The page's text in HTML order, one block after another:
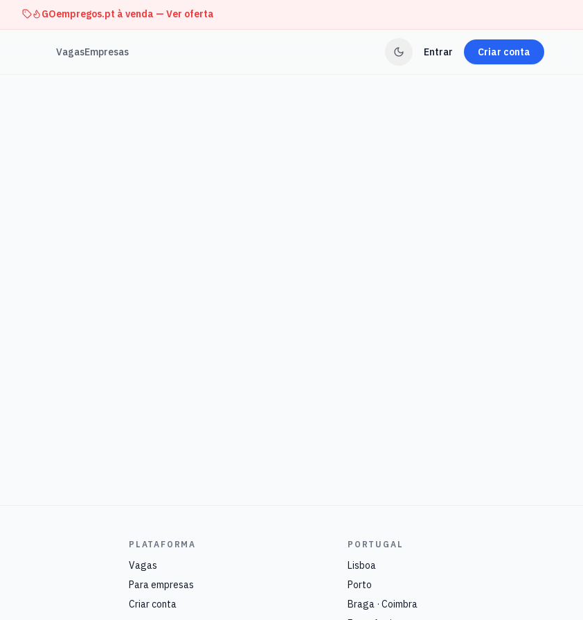
GOempregos.pt à venda — Ver oferta
VagasEmpresas Entrar Criar conta
PLATAFORMA
Vagas
Para empresas
Criar conta
PORTUGAL
Lisboa
Porto
Braga · Coimbra